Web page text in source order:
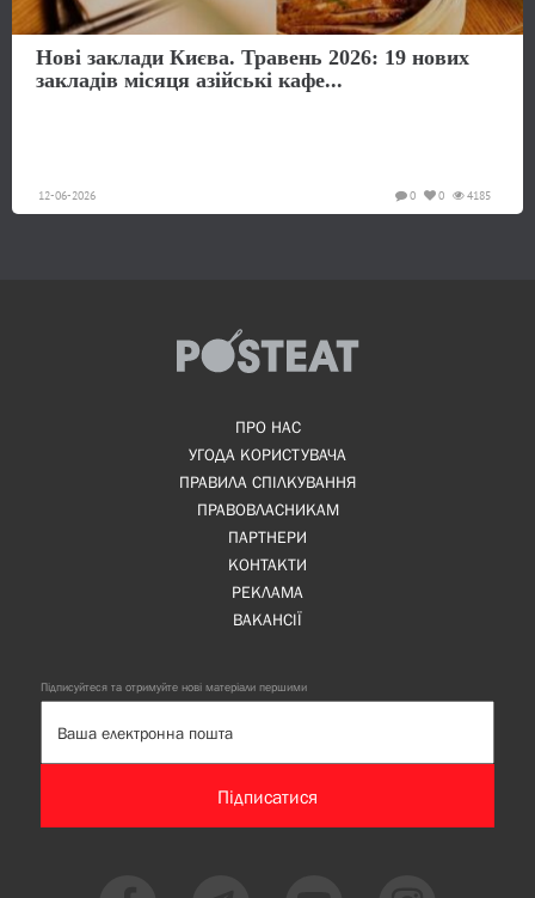
Нові заклади Києва. Травень 2026: 19 нових
закладів місяця азійські кафе...
12-06-2026 4185
0
0
ПРО НАС
УГОДА КОРИСТУВАЧА
ПРАВИЛА СПІЛКУВАННЯ
ПРАВОВЛАСНИКАМ
ПАРТНЕРИ
КОНТАКТИ
РЕКЛАМА
ВАКАНСІЇ
Підписуйтеся та отримуйте нові матеріали першими
Підписатися